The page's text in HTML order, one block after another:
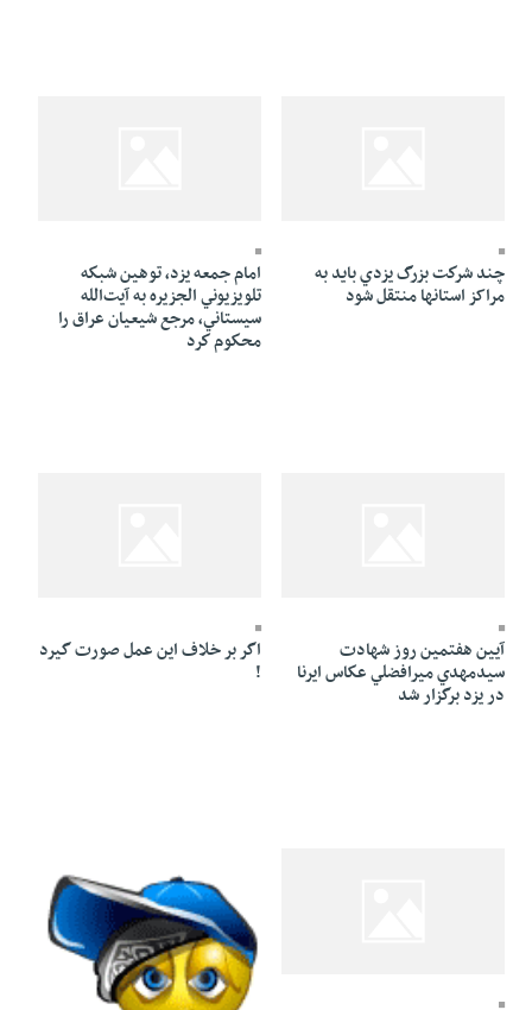
چند شركت بزرگ يزدي باید به
مراکز استانها منتقل شود
امام جمعه يزد، توهين شبكه
تلويزيوني الجزيره به آيت‌الله
سيستاني، مرجع شيعيان عراق را
محكوم كرد
آيين هفتمين روز شهادت
سيدمهدي ميرافضلي عكاس ايرنا
در يزد برگزار شد
اگر بر خلاف اين عمل صورت گيرد
!